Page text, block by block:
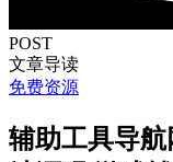
POST
文章导读
免费资源
辅助工具导